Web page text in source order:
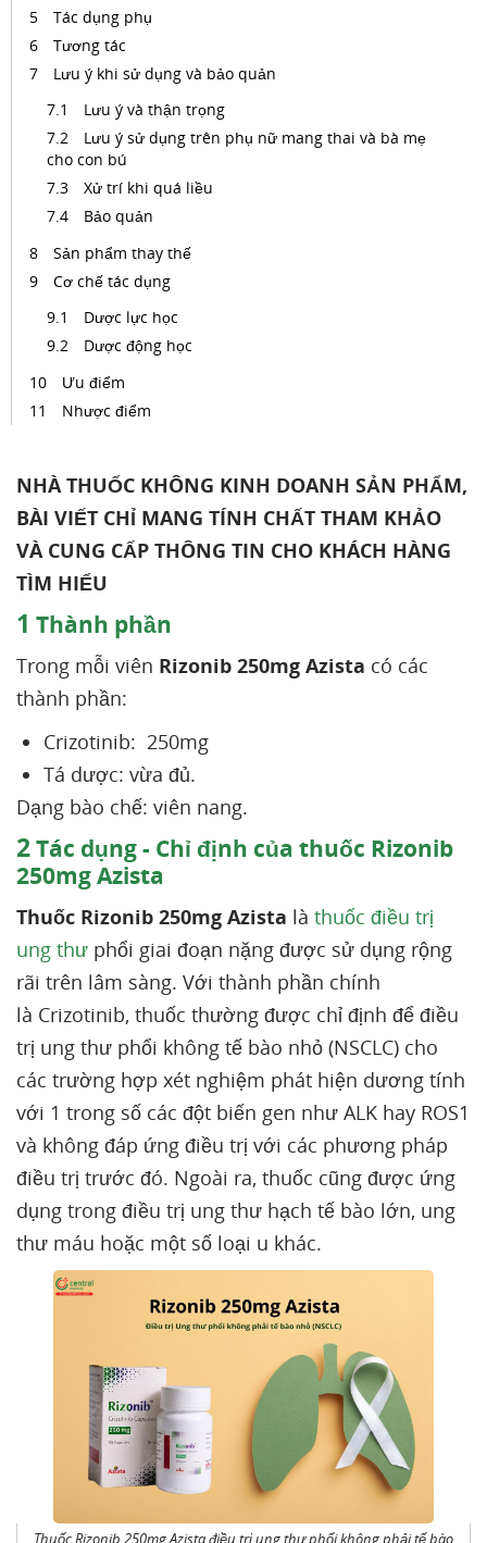
Tác dụng phụ
Tương tác
Lưu ý khi sử dụng và bảo quản
Lưu ý và thận trọng
Lưu ý sử dụng trên phụ nữ mang thai và bà mẹ
cho con bú
Xử trí khi quá liều
Bảo quản
Sản phẩm thay thế
Cơ chế tác dụng
Dược lực học
Dược động học
Ưu điểm
Nhược điểm
NHÀ THUỐC KHÔNG KINH DOANH SẢN PHẨM,
BÀI VIẾT CHỈ MANG TÍNH CHẤT THAM KHẢO
VÀ CUNG CẤP THÔNG TIN CHO KHÁCH HÀNG
TÌM HIỂU
1 Thành phần
Trong mỗi viên Rizonib 250mg Azista có các
thành phần:
Crizotinib: 250mg
Tá dược: vừa đủ.
Dạng bào chế: viên nang.
2Tác dụng - Chỉ định của thuốc Rizonib
250mg Azista
Thuốc Rizonib 250mg Azista là thuốc điều trị
ung thư phổi giai đoạn nặng được sử dụng rộng
rãi trên lâm sàng. Với thành phần chính
là Crizotinib, thuốc thường được chỉ định để điều
trị ung thư phổi không tế bào nhỏ (NSCLC) cho
các trường hợp xét nghiệm phát hiện dương tính
với 1 trong số các đột biến gen như ALK hay ROS1
và không đáp ứng điều trị với các phương pháp
điều trị trước đó. Ngoài ra, thuốc cũng được ứng
dụng trong điều trị ung thư hạch tế bào lớn, ung
thư máu hoặc một số loại u khác.
Thuốc Rizonib 250mg Azista điều trị ung thư phổi không phải tế bào